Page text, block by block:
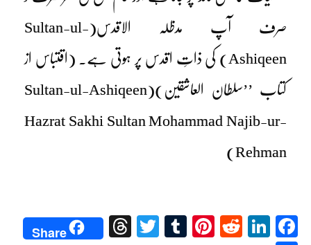
صرف آپ مدظلہ الاقدس (Sultan-ul-
Ashiqeen) کی ذاتِ اقدس پر ہوتی ہے۔ (اقتباس از
کتاب ’’سلطان العاشقین) (Sultan-ul-Ashiqeen
Hazrat Sakhi Sultan Mohammad Najib-ur-
Rehman)
Facebook
LinkedIn
Reddit
Pinterest
Tumblr
Twitter
Threads
Share